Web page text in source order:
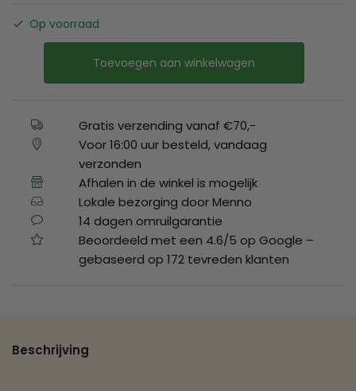
Op voorraad
Toevoegen aan winkelwagen
Gratis verzending vanaf €70,-
Voor 16:00 uur besteld, vandaag
verzonden
Afhalen in de winkel is mogelijk
Lokale bezorging door Menno
14 dagen omruilgarantie
Beoordeeld met een 4.6/5 op Google –
gebaseerd op 172 tevreden klanten
Beschrijving